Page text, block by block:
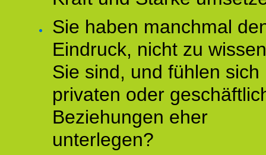
Sie haben manchmal
Eindruck, nicht zu
Sie sind, und fühlen sich
privaten oder
Beziehungen eher
unterlegen?